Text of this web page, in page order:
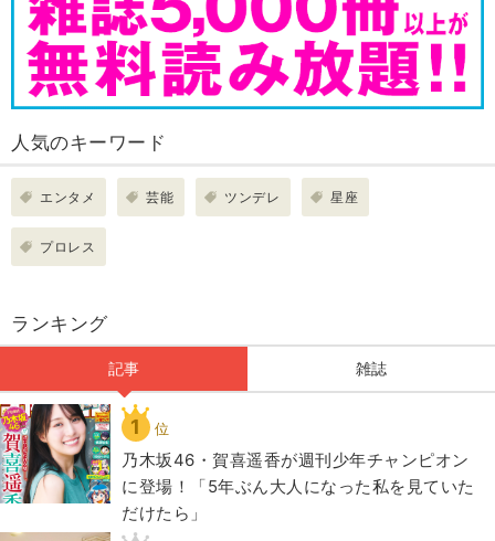
人気のキーワード
エンタメ 芸能 ツンデレ 星座
プロレス
ランキング
記事 雑誌
1 位
乃木坂46・賀喜遥香が週刊少年チャンピオン
に登場！「5年ぶん大人になった私を見ていた
だけたら」